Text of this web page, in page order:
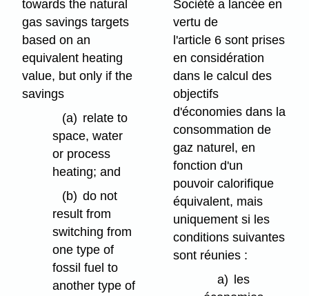
towards the natural
gas savings targets
based on an
equivalent heating
value, but only if the
savings
(a) relate to
space, water
or process
heating; and
(b) do not
result from
switching from
one type of
fossil fuel to
another type of
Société a lancée en
vertu de
l'article 6 sont prises
en considération
dans le calcul des
objectifs
d'économies dans la
consommation de
gaz naturel, en
fonction d'un
pouvoir calorifique
équivalent, mais
uniquement si les
conditions suivantes
sont réunies :
a) les